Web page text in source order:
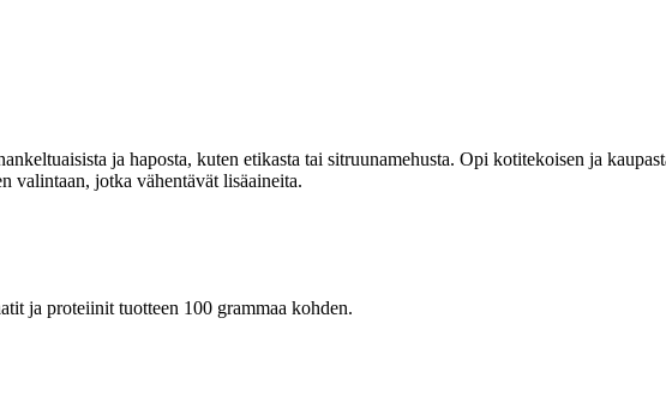
ja haposta, kuten etikasta tai sitruunamehusta. Opi kotitekoisen ja
valintaan, jotka vähentävät lisäaineita.
ja proteiinit tuotteen 100 grammaa kohden.